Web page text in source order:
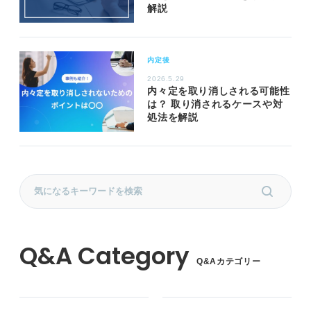
解説
内定後
2026.5.29
内々定を取り消しされる可能性
は？ 取り消されるケースや対
処法を解説
Q&Aカテゴリー